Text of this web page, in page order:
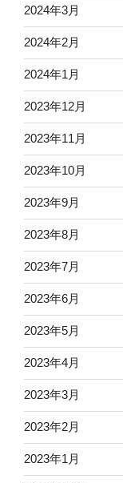
2024年3月
2024年2月
2024年1月
2023年12月
2023年11月
2023年10月
2023年9月
2023年8月
2023年7月
2023年6月
2023年5月
2023年4月
2023年3月
2023年2月
2023年1月